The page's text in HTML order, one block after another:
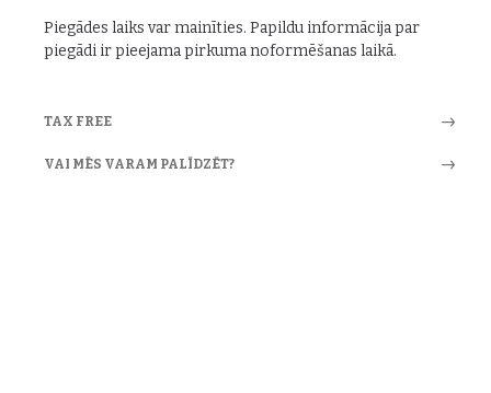
Piegādes laiks var mainīties. Papildu informācija par
piegādi ir pieejama pirkuma noformēšanas laikā.
TAX FREE
VAI MĒS VARAM PALĪDZĒT?